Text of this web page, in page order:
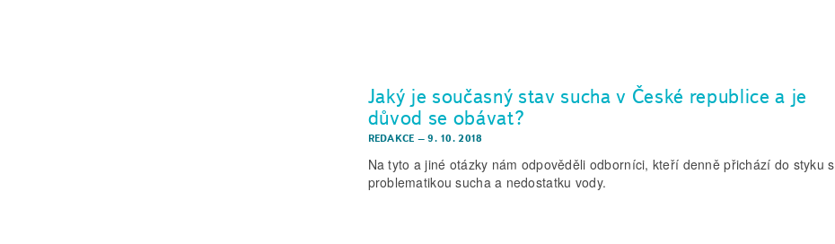
Jaký je současný stav sucha v České republice a je
důvod se obávat?
REDAKCE –9. 10. 2018
Na tyto a jiné otázky nám odpověděli odborníci, kteří denně přichází do styku s
problematikou sucha a nedostatku vody.